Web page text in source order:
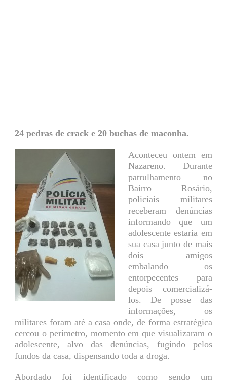
24 pedras de crack e 20 buchas de maconha.
Aconteceu ontem em
Nazareno. Durante
patrulhamento no
Bairro Rosário,
policiais militares
receberam denúncias
informando que um
adolescente estaria em
sua casa junto de mais
dois amigos
embalando os
entorpecentes para
depois comercializá-
los. De posse das
informações, os
militares foram até a casa onde, de forma estratégica
cercou o perímetro, momento em que visualizaram o
adolescente, alvo das denúncias, fugindo pelos
fundos da casa, dispensando toda a droga.
Abordado foi identificado como sendo um